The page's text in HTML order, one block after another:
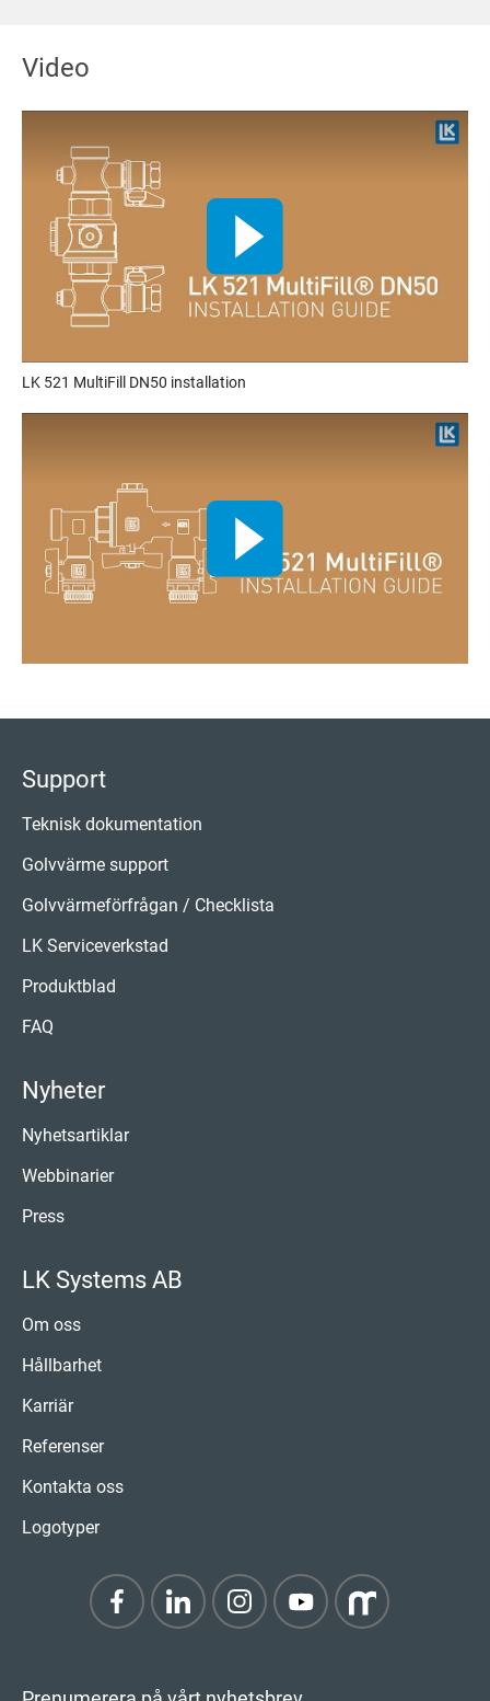
Video
LK 521 MultiFill DN50 installation
Support
Teknisk dokumentation
Golvvärme support
Golvvärmeförfrågan / Checklista
LK Serviceverkstad
Produktblad
FAQ
Nyheter
Nyhetsartiklar
Webbinarier
Press
LK Systems AB
Om oss
Hållbarhet
Karriär
Referenser
Kontakta oss
Logotyper